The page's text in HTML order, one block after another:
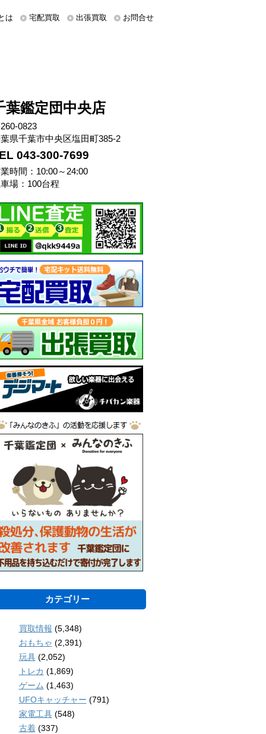
は 宅配買取 出張買取 お問合せ
葉鑑定団中央店
0823
県千葉市中央区塩田町385-2
043-300-7699
時間：10:00～24:00
場：100台程
カテゴリー
買取情報 (5,348)
おもちゃ (2,391)
玩具(2,052)
トレカ (1,869)
ゲーム (1,463)
UFOキャッチャー (791)
家電工具(548)
古着(337)